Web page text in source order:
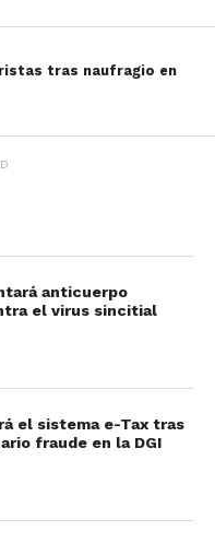
tras naufragio en
anticuerpo
el virus sincitial
el sistema e-Tax tras
fraude en la DGI